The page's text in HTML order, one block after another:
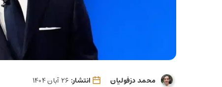
محمد دزفولیان انتشار: